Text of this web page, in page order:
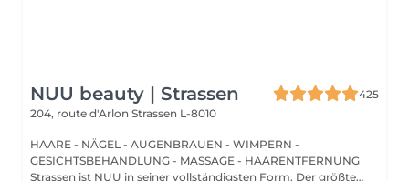
NUU beauty | Strassen
425
204, route d'Arlon Strassen L-8010
HAARE - NÄGEL - AUGENBRAUEN - WIMPERN -
GESICHTSBEHANDLUNG - MASSAGE - HAARENTFERNUNG
Strassen ist NUU in seiner vollständigsten Form. Der größte